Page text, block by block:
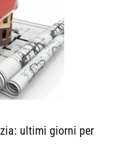
ultimi giorni per